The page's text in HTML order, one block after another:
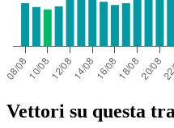
Vettori su questa